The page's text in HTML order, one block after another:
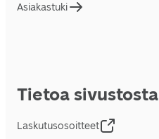
Asiakastuki
Tietoa sivustosta
Laskutusosoitteet